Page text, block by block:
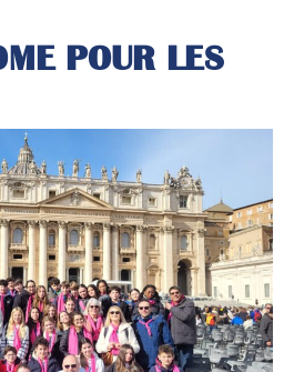
POUR LES